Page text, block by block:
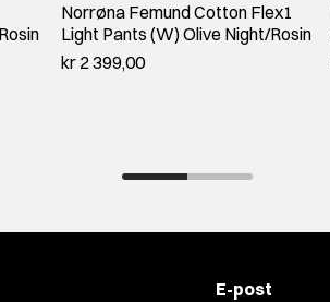
Norrøna Femund Cotton Flex1
Light Pants (W) Olive Night/Rosin
kr 2 399,00
E-post